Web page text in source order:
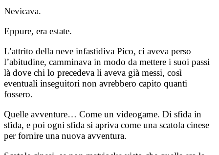
Nevicava.
Eppure, era estate.
L’attrito della neve infastidiva Pico, ci aveva perso
l’abitudine, camminava in modo da mettere i suoi passi
là dove chi lo precedeva li aveva già messi, così
eventuali inseguitori non avrebbero capito quanti
fossero.
Quelle avventure… Come un videogame. Di sfida in
sfida, e poi ogni sfida si apriva come una scatola cinese
per fornire una nuova avventura.